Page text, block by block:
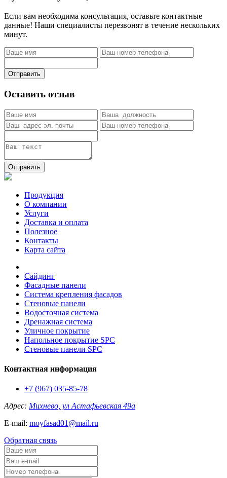
Если вам необходима консультация, оставьте контактные
данные! Наши специалисты перезвонят в течение нескольких
минут.
Отправить
Оставить отзыв
Отправить
Продукция
О компании
Услуги
Доставка и оплата
Полезное
Контакты
Карта сайта
Сайдинг
Фасадные панели
Система крепления фасадов
Стеновые панели
Водосточная система
Дренажная система
Уличное покрытие
Напольное покрытие SPC
Стеновые панели SPC
Контактная информация
+7 (967) 035-85-78
Адрес: Михнево, ул Астафьевская 49а
E-mail: moyfasad01@mail.ru
Обратная связь